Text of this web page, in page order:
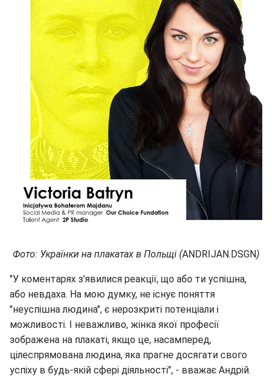
Фото: Українки на плакатах в Польщі (ANDRIJAN.DSGN)
"У коментарях з'явилися реакції, що або ти успішна,
або невдаха. На мою думку, не існує поняття
"неуспішна людина", є нерозкриті потенціали і
можливості. І неважливо, жінка якої професії
зображена на плакаті, якщо це, насамперед,
цілеспрямована людина, яка прагне досягати свого
успіху в будь-якій сфері діяльності", - вважає Андрій.